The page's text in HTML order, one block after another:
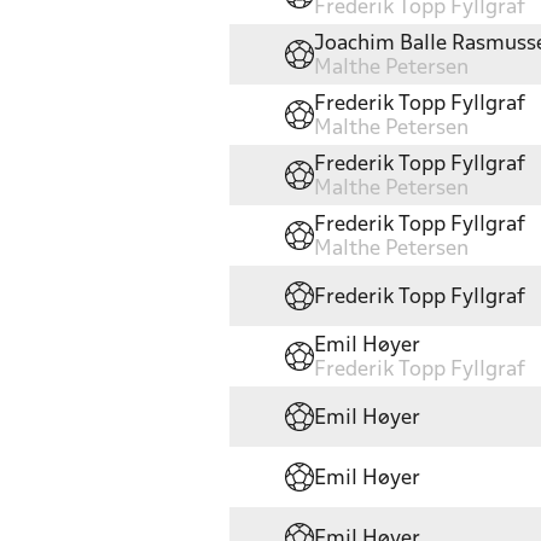
Frederik Topp Fyllgraf
Joachim Balle
Malthe Petersen
Frederik Topp Fyllgraf
Malthe Petersen
Frederik Topp Fyllgraf
Malthe Petersen
Frederik Topp Fyllgraf
Malthe Petersen
Frederik Topp Fyllgraf
Emil Høyer
Frederik Topp Fyllgraf
Emil Høyer
Emil Høyer